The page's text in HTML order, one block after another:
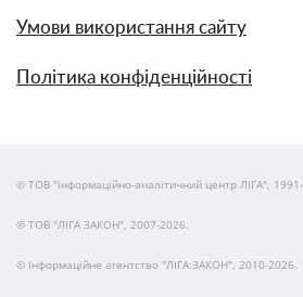
Умови використання сайту
Політика конфіденційності
© ТОВ "інформаційно-аналітичний центр ЛІГА",
© ТОВ "ЛІГА ЗАКОН", 2007-2026.
© Інформаційне агентство "ЛІГА:ЗАКОН", 2010-2026.